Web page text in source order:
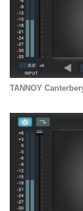
TANNOY